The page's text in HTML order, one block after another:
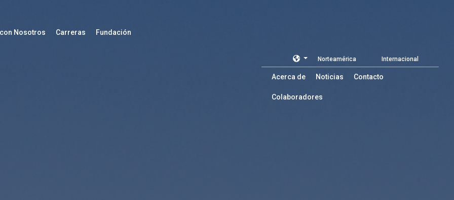
Nosotros Carreras Fundación
Acerca de Noticias Contacto
Colaboradores
Norteamérica Internacional